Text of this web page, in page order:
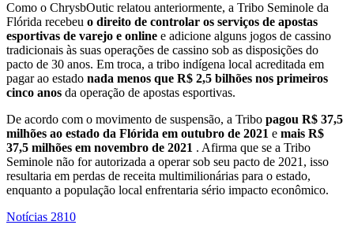
Como o ChrysbOutic relatou anteriormente, a Tribo Seminole da
Flórida recebeu o direito de controlar os serviços de apostas
esportivas de varejo e online e adicione alguns jogos de cassino
tradicionais às suas operações de cassino sob as disposições do
pacto de 30 anos. Em troca, a tribo indígena local acreditada em
pagar ao estado nada menos que R$ 2,5 bilhões nos primeiros
cinco anos da operação de apostas esportivas.
De acordo com o movimento de suspensão, a Tribo pagou R$ 37,5
milhões ao estado da Flórida em outubro de 2021 e mais R$
37,5 milhões em novembro de 2021 . Afirma que se a Tribo
Seminole não for autorizada a operar sob seu pacto de 2021, isso
resultaria em perdas de receita multimilionárias para o estado,
enquanto a população local enfrentaria sério impacto econômico.
Notícias 2810